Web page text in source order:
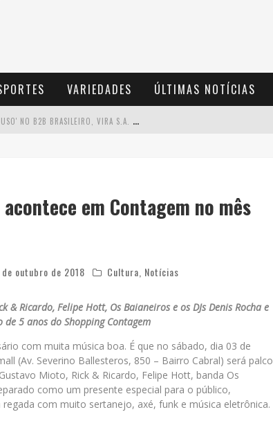
VARIEDADES ÚLTIMAS NOTÍCIAS
U
SECORP CONSOLIDA A 'ECONOMIA DO USO' NO B2B BRASILEIRO, VIRA S.A. E IMPULSIONA EXPANSÃO COM NOVO FUNDO ESTRUTURADO
P
ROJETA CULTURA ABRE INSCRIÇÕES GRATUITAS EM CONSELHEIRO LAFAIETE PARA OFICINAS DE ELABORAÇÃO DE PROJETOS CULTURAIS E INTELIGÊNCIA ARTIFICIAL
em Contagem no mês
de outubro de 2018 Cultura Notícias
Ricardo, Felipe Hott, Os Baianeiros e os DJs Denis Rocha e
5 anos do Shopping Contagem
com muita música boa. É que no sábado, dia 03 de
(Av. Severino Ballesteros, 850 – Bairro Cabral) será palco
Mioto, Rick & Ricardo, Felipe Hott, banda Os
como um presente especial para o público,
com muito sertanejo, axé, funk e música eletrônica.